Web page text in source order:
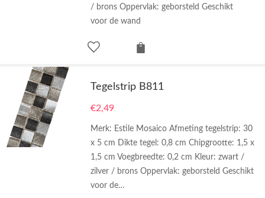
/ brons Oppervlak: geborsteld Geschikt
voor de wand
Tegelstrip B811
€2,49
Merk: Estile Mosaico Afmeting tegelstrip: 30
x 5 cm Dikte tegel: 0,8 cm Chipgrootte: 1,5 x
1,5 cm Voegbreedte: 0,2 cm Kleur: zwart /
zilver / brons Oppervlak: geborsteld Geschikt
voor de…